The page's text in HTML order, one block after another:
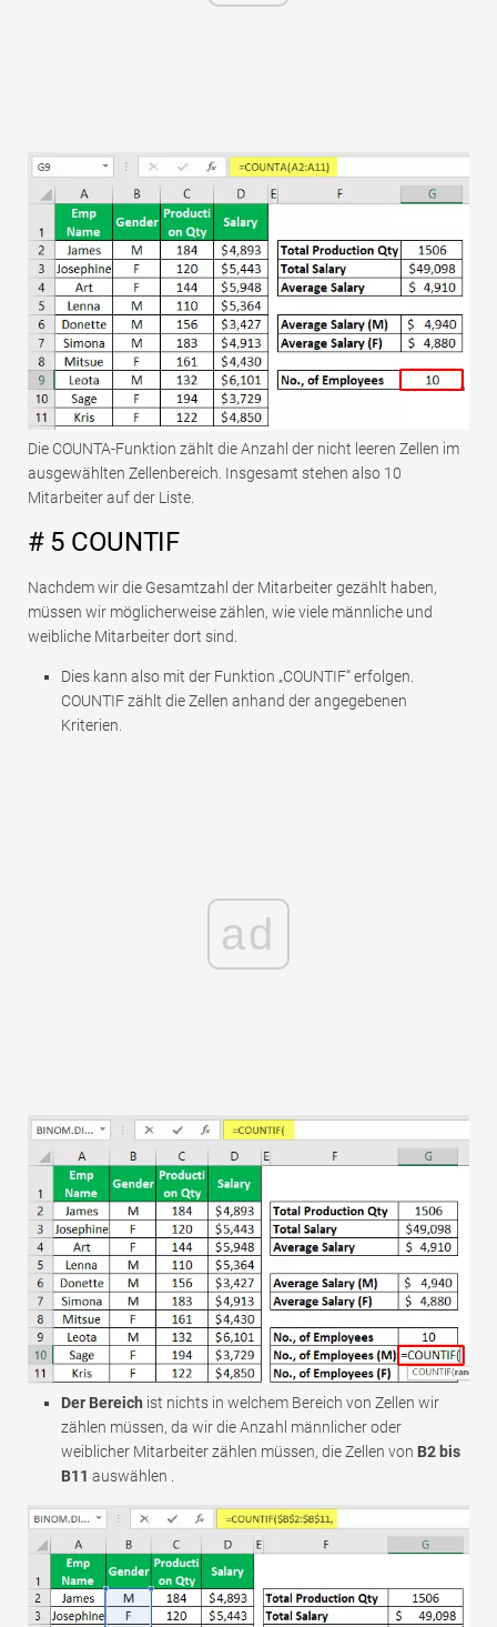
Die COUNTA-Funktion zählt die Anzahl der nicht leeren Zellen im
ausgewählten Zellenbereich. Insgesamt stehen also 10
Mitarbeiter auf der Liste.
# 5 COUNTIF
Nachdem wir die Gesamtzahl der Mitarbeiter gezählt haben,
müssen wir möglicherweise zählen, wie viele männliche und
weibliche Mitarbeiter dort sind.
Dies kann also mit der Funktion „COUNTIF“ erfolgen.
COUNTIF zählt die Zellen anhand der angegebenen
Kriterien.
ad
Der Bereich ist nichts in welchem ​​Bereich von Zellen wir
zählen müssen, da wir die Anzahl männlicher oder
weiblicher Mitarbeiter zählen müssen, die Zellen von B2 bis
B11 auswählen .